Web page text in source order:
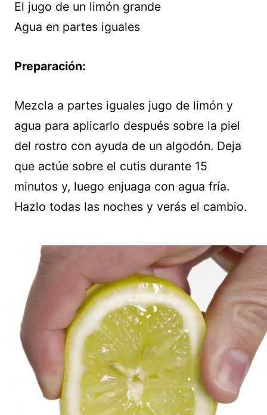
El jugo de un limón grande
Agua en partes iguales
Preparación:
Mezcla a partes iguales jugo de limón y
agua para aplicarlo después sobre la piel
del rostro con ayuda de un algodón. Deja
que actúe sobre el cutis durante 15
minutos y, luego enjuaga con agua fría.
Hazlo todas las noches y verás el cambio.